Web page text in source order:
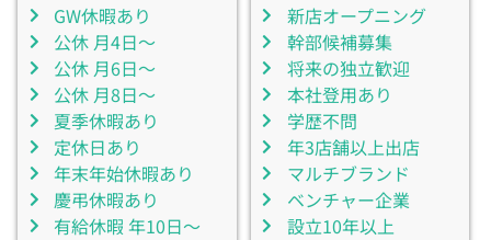
GW休暇あり
公休 月4日～
公休 月6日～
公休 月8日～
夏季休暇あり
定休日あり
年末年始休暇あり
慶弔休暇あり
有給休暇 年10日～
新店オープニング
幹部候補募集
将来の独立歓迎
本社登用あり
学歴不問
年3店舗以上出店
マルチブランド
ベンチャー企業
設立10年以上